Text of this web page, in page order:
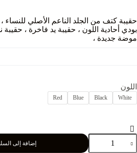
حقيبة كتف من الجلد الناعم الأصلي
بودي أحادية اللون ، حقيبة يد فاخرة ،
موضة جديدة ،
اللون
White
Black
Blue
Red
كمية
حقيبة
إضافة إلى